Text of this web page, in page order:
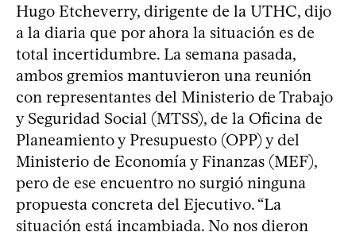
Hugo Etcheverry, dirigente de la UTHC, dijo
a la diaria que por ahora la situación es de
total incertidumbre. La semana pasada,
ambos gremios mantuvieron una reunión
con representantes del Ministerio de Trabajo
y Seguridad Social (MTSS), de la Oficina de
Planeamiento y Presupuesto (OPP) y del
Ministerio de Economía y Finanzas (MEF),
pero de ese encuentro no surgió ninguna
propuesta concreta del Ejecutivo. “La
situación está incambiada. No nos dieron